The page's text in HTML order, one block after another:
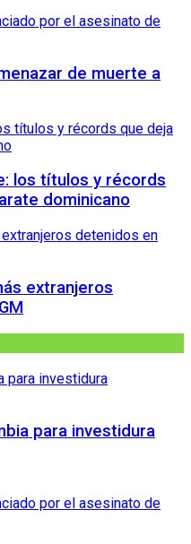
de muerte a
los títulos y récords
dominicano
extranjeros
para investidura